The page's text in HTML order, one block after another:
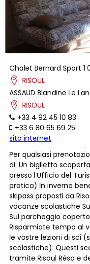
Chalet Bernard Sport 1
RISOUL
ASSAUD Blandine Le
RISOUL
+33 4 92 45 10 83
+33 6 80 65 69 25
sito internet
Per qualsiasi
di: Un biglietto
presso l’Ufficio del
pratica) In inverno
skipass proposti da
vacanze scolastiche
Sul parcheggio
Risparmiate tempo al
le vostre lezioni di sci
scolastiche). Questi
tramite Risoul Résa e